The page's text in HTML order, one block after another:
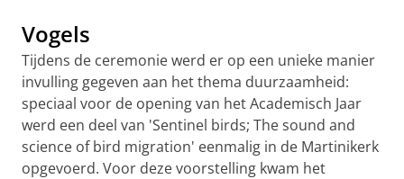
Vogels
Tijdens de ceremonie werd er op een unieke manier
invulling gegeven aan het thema duurzaamheid:
speciaal voor de opening van het Academisch Jaar
werd een deel van 'Sentinel birds; The sound and
science of bird migration' eenmalig in de Martinikerk
opgevoerd. Voor deze voorstelling kwam het